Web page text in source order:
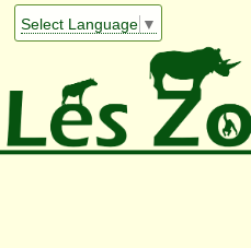
Select Language ▼